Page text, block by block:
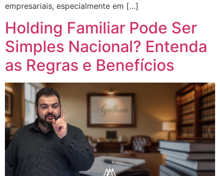
empresariais, especialmente em […]
Holding Familiar Pode Ser
Simples Nacional? Entenda
as Regras e Benefícios